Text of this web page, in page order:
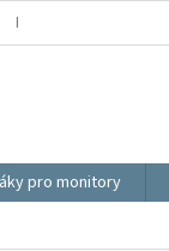
REKLAMACE
pro monitory